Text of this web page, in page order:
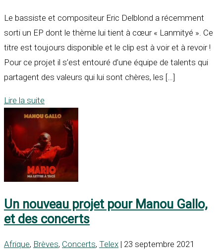
Le bassiste et compositeur Eric Delblond a récemment
sorti un EP dont le thème lui tient à cœur « Lanmityé ». Ce
titre est toujours disponible et le clip est à voir et à revoir !
Pour ce projet il s’est entouré d’une équipe de talents qui
partagent des valeurs qui lui sont chères, les […]
Lire la suite
Un nouveau projet pour Manou Gallo,
et des concerts
Afrique, Brèves, Concerts, Telex | 23 septembre 2021